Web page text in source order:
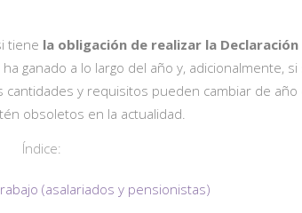
tiene la obligación de realizar la Declaración
ganado a lo largo del año y, adicionalmente,
y requisitos pueden cambiar de
obsoletos en la actualidad.
Índice:
(asalariados y pensionistas)